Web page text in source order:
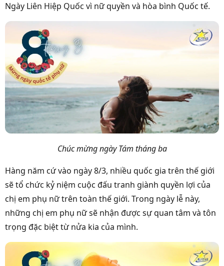
Ngày Liên Hiệp Quốc vì nữ quyền và hòa bình Quốc tế.
Chúc mừng ngày Tám tháng ba
Hàng năm cứ vào ngày 8/3, nhiều quốc gia trên thế giới
sẽ tổ chức kỷ niệm cuộc đấu tranh giành quyền lợi của
chị em phụ nữ trên toàn thế giới. Trong ngày lễ này,
những chị em phụ nữ sẽ nhận được sự quan tâm và tôn
trọng đặc biệt từ nửa kia của mình.